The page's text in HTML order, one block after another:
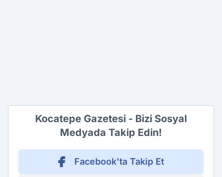
Kocatepe Gazetesi - Bizi Sosyal
Medyada Takip Edin!
Facebook'ta Takip Et